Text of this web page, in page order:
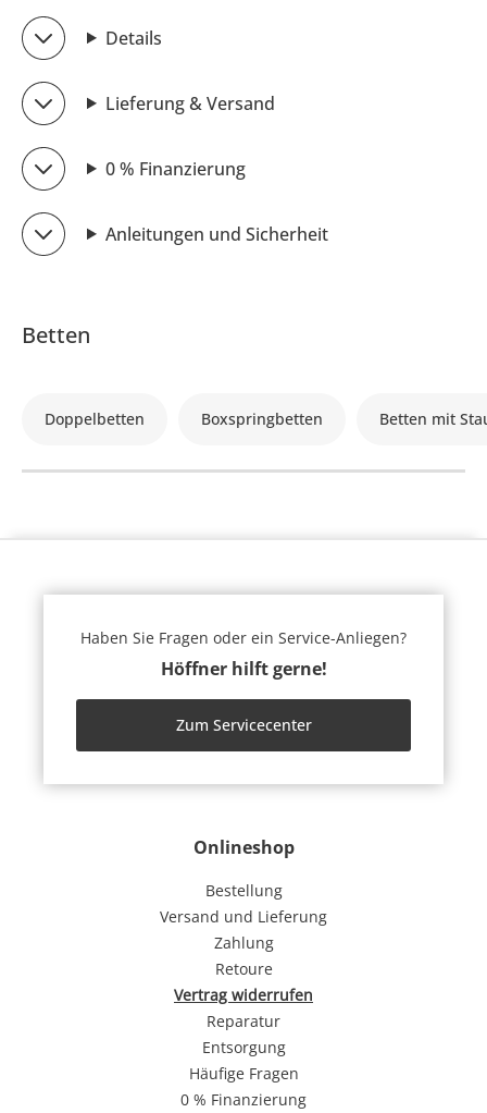
Details
Lieferung & Versand
0 % Finanzierung
Anleitungen und Sicherheit
Betten
Doppelbetten Boxspringbetten Betten mit
Onlineshop
Bestellung
Versand und Lieferung
Zahlung
Retoure
Vertrag widerrufen
Reparatur
Entsorgung
Häufige Fragen
0 % Finanzierung
Haben Sie Fragen oder ein Service-Anliegen?
Höffner hilft gerne!
Zum Servicecenter